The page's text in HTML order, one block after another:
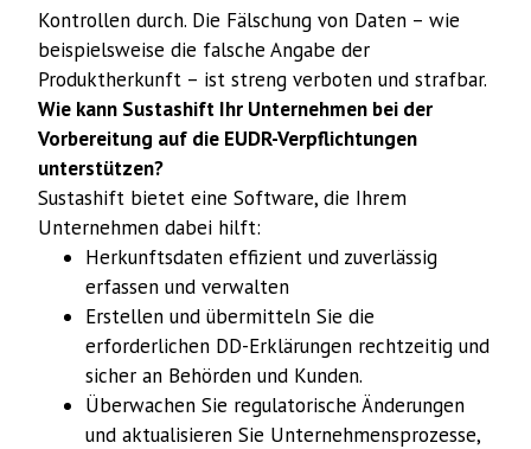
Kontrollen durch. Die Fälschung von Daten – wie
beispielsweise die falsche Angabe der
Produktherkunft – ist streng verboten und strafbar.
Wie kann Sustashift Ihr Unternehmen bei der
Vorbereitung auf die EUDR-Verpflichtungen
unterstützen?
Sustashift bietet eine Software, die Ihrem
Unternehmen dabei hilft:
Herkunftsdaten effizient und zuverlässig
erfassen und verwalten
Erstellen und übermitteln Sie die
erforderlichen DD-Erklärungen rechtzeitig und
sicher an Behörden und Kunden.
Überwachen Sie regulatorische Änderungen
und aktualisieren Sie Unternehmensprozesse,